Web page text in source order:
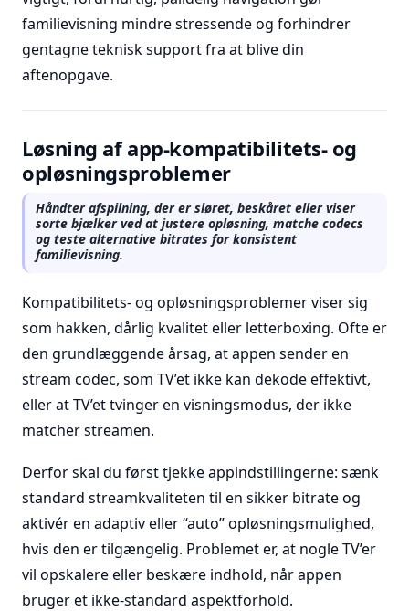
familievisning mindre stressende og forhindrer
gentagne teknisk support fra at blive din
aftenopgave.
Løsning af app-kompatibilitets- og
opløsningsproblemer
Håndter afspilning, der er sløret, beskåret eller viser
sorte bjælker ved at justere opløsning, matche codecs
og teste alternative bitrates for konsistent
familievisning.
Kompatibilitets- og opløsningsproblemer viser sig
som hakken, dårlig kvalitet eller letterboxing. Ofte er
den grundlæggende årsag, at appen sender en
stream codec, som TV’et ikke kan dekode effektivt,
eller at TV’et tvinger en visningsmodus, der ikke
matcher streamen.
Derfor skal du først tjekke appindstillingerne: sænk
standard streamkvaliteten til en sikker bitrate og
aktivér en adaptiv eller “auto” opløsningsmulighed,
hvis den er tilgængelig. Problemet er, at nogle TV’er
vil opskalere eller beskære indhold, når appen
bruger et ikke-standard aspektforhold.